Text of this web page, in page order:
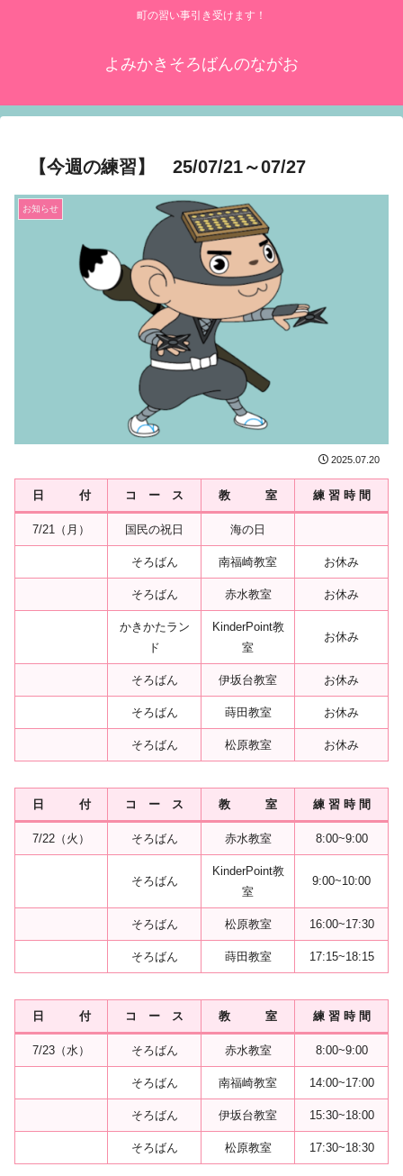
町の習い事引き受けます！
よみかきそろばんのながお
【今週の練習】 25/07/21～07/27
お知らせ
2025.07.20
日 付 コ ー ス 教 室 練 習 時 間
7/21（月） 国民の祝日 海の日
そろばん 南福崎教室 お休み
そろばん 赤水教室 お休み
かきかたラン
ド
KinderPoint教
室
お休み
そろばん 伊坂台教室 お休み
そろばん 蒔田教室 お休み
そろばん 松原教室 お休み
日 付 コ ー ス 教 室 練 習 時 間
7/22（火） そろばん 赤水教室 8:00~9:00
そろばん
KinderPoint教
室
9:00~10:00
そろばん 松原教室 16:00~17:30
そろばん 蒔田教室 17:15~18:15
日 付 コ ー ス 教 室 練 習 時 間
7/23（水） そろばん 赤水教室 8:00~9:00
そろばん 南福崎教室 14:00~17:00
そろばん 伊坂台教室 15:30~18:00
そろばん 松原教室 17:30~18:30